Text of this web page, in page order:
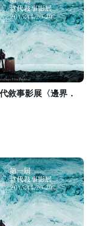
敘事影展〈邊界．